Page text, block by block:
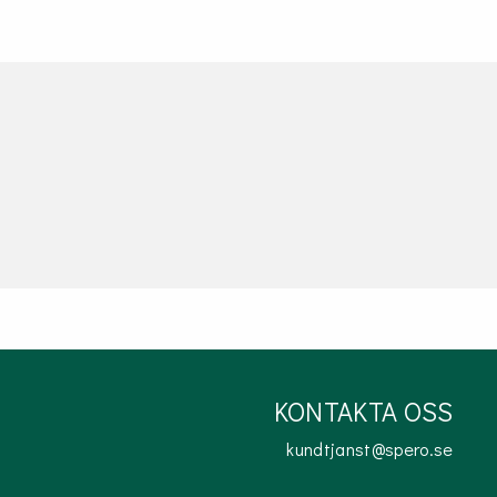
KONTAKTA OSS
kundtjanst@spero.se